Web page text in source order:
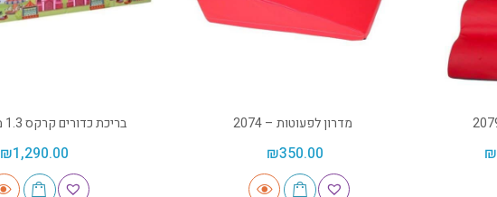
₪
מדרון לפעוטות – 2074
₪350.00
בריכת כדורים קרקס 1.3 מטר – 2206
₪1,290.00